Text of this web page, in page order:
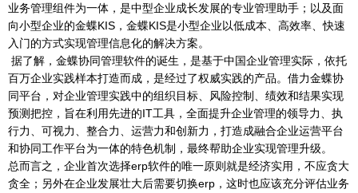
业务管理组件为一体，是中型企业成长发展的专业管理助手；以及面
向小型企业的金蝶KIS，金蝶KIS是小型企业以低成本、高效率、快速
入门的方式实现管理信息化的解决方案。
据了解，金蝶协同管理软件的诞生，是基于中国企业管理实际，依托
百万企业实践样本打造而成，是经过了权威实践的产品。借力金蝶协
同平台，对企业管理实践中的组织目标、风险控制、绩效和结果实现
预测把控，旨在利用先进的IT工具，全面提升企业管理的领导力、执
行力、可视力、整合力、运营力和创新力，打造成融合企业运营平台
和协同工作平台为一体的特色机制，最终帮助企业实现管理升级。
总而言之，企业首次选择erp软件的唯一原则就是经济实用，不应贪大
贪全；另外在企业发展壮大后需要切换erp，这时也应该充分评估业务